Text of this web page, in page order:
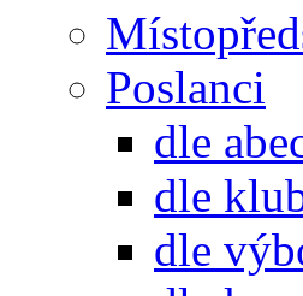
Poslanci
dle
dle
dle